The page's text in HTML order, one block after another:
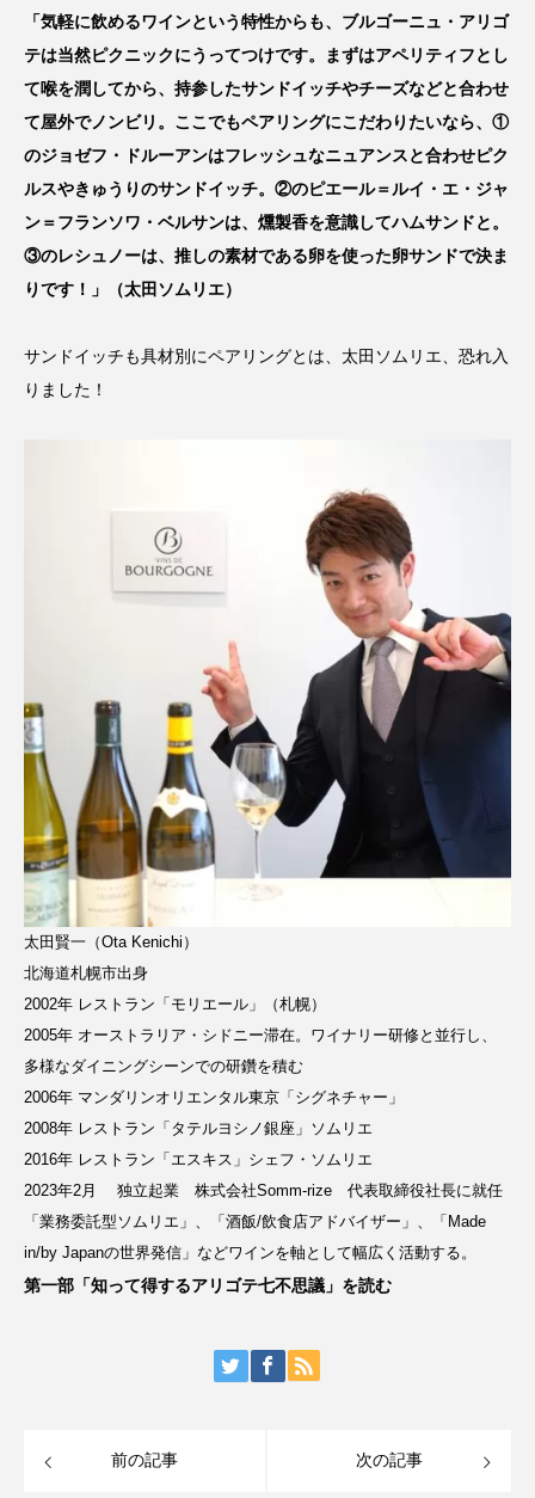
「気軽に飲めるワインという特性からも、ブルゴーニュ・アリゴ
テは当然ピクニックにうってつけです。まずはアペリティフとし
て喉を潤してから、持参したサンドイッチやチーズなどと合わせ
て屋外でノンビリ。ここでもペアリングにこだわりたいなら、①
のジョゼフ・ドルーアンはフレッシュなニュアンスと合わせピク
ルスやきゅうりのサンドイッチ。②のピエール＝ルイ・エ・ジャ
ン＝フランソワ・ベルサンは、燻製香を意識してハムサンドと。
③のレシュノーは、推しの素材である卵を使った卵サンドで決ま
りです！」（太田ソムリエ）
サンドイッチも具材別にペアリングとは、太田ソムリエ、恐れ入
りました！
太田賢一（Ota Kenichi）
北海道札幌市出身
2002年 レストラン「モリエール」（札幌）
2005年 オーストラリア・シドニー滞在。ワイナリー研修と並行し、
多様なダイニングシーンでの研鑽を積む
2006年 マンダリンオリエンタル東京「シグネチャー」
2008年 レストラン「タテルヨシノ銀座」ソムリエ
2016年 レストラン「エスキス」シェフ・ソムリエ
2023年2月 独立起業 株式会社Somm-rize 代表取締役社長に就任
「業務委託型ソムリエ」、「酒飯/飲食店アドバイザー」、「Made
in/by Japanの世界発信」などワインを軸として幅広く活動する。
第一部「知って得するアリゴテ七不思議」を読む
前の記事 次の記事